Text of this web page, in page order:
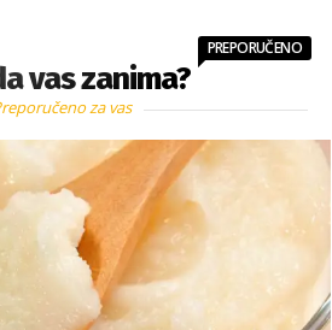
vas zanima?
PREPORUČENO
za vas